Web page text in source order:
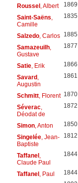
Roussel, Albert 1869
Saint-Saëns
Camille
1835
Salzedo, Carlos 1885
Samazeuilh,
Gustave
1877
Satie, Erik 1866
Savard,
Augustin
1861
Schmitt, Florent 1870
Séverac,
Déodat de
1872
Simon, Anton 1850
Singelée, Jean-
Baptiste
1812
Taffanel,
Claude Paul
1844
Taffanel, Paul 1844